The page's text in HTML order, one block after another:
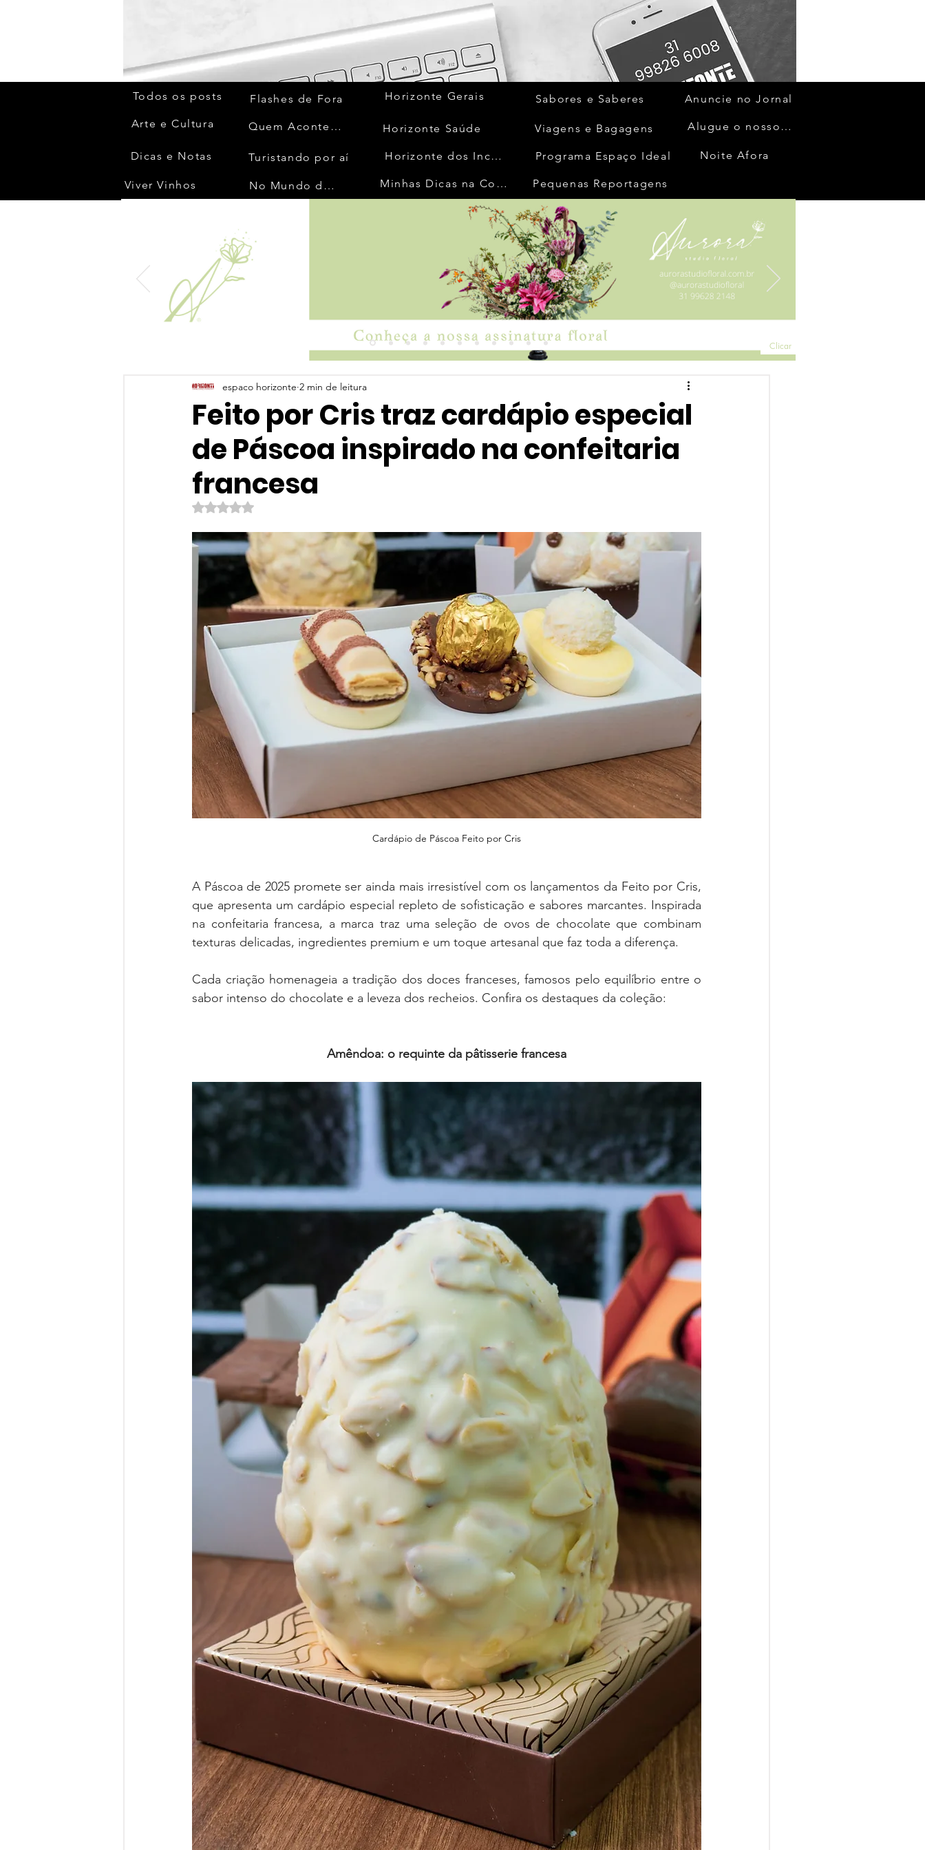
Todos os posts
Arte e Cultura
Dicas e Notas
Viver Vinhos
Flashes de Fora
Quem Acontece
Turistando por aí
No Mundo da Moda
Horizonte Gerais
Horizonte Saúde
Horizonte dos Inconfidentes
Minhas Dicas na Cozinha
Sabores e Saberes
Viagens e Bagagens
Programa Espaço Ideal
Anuncie no Jornal
Alugue o nosso espaço
Noite Afora
Pequenas Reportagens
Clicar
Feito por Cris traz cardápio especial
de Páscoa inspirado na confeitaria
francesa
espaco horizonte 2 min de leitura
Avaliado com NaN de 5 estrelas.
Cardápio de Páscoa Feito por Cris
A Páscoa de 2025 promete ser ainda mais irresistível com os lançamentos da Feito por Cris,
que apresenta um cardápio especial repleto de sofisticação e sabores marcantes. Inspirada
na confeitaria francesa, a marca traz uma seleção de ovos de chocolate que combinam
texturas delicadas, ingredientes premium e um toque artesanal que faz toda a diferença.
Cada criação homenageia a tradição dos doces franceses, famosos pelo equilíbrio entre o
sabor intenso do chocolate e a leveza dos recheios. Confira os destaques da coleção:
Amêndoa: o requinte da pâtisserie francesa